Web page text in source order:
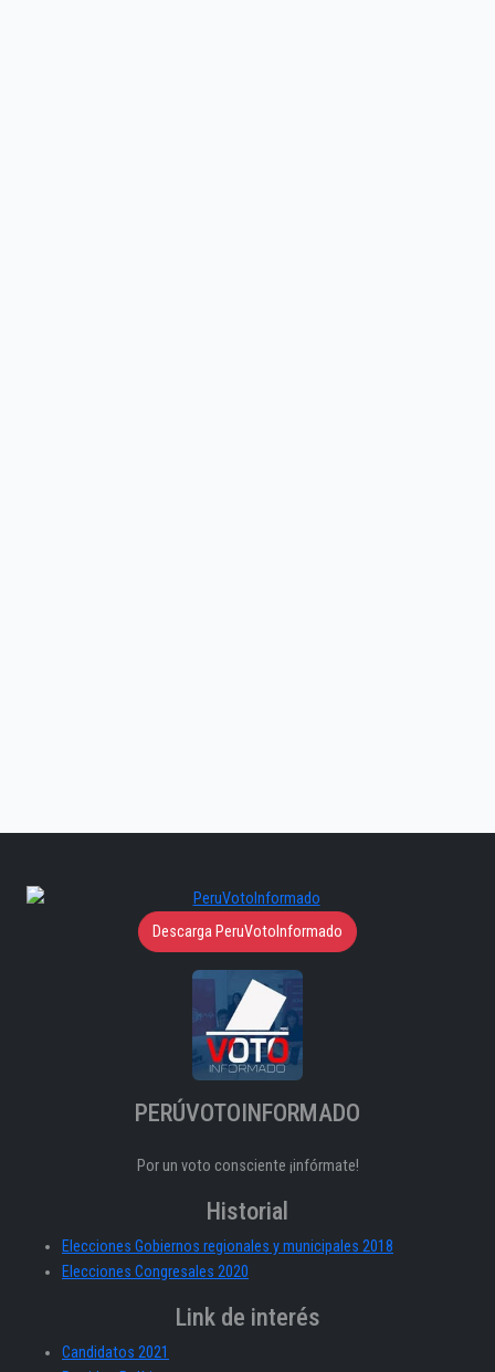
Descarga PeruVotoInformado
PERÚVOTOINFORMADO
Por un voto consciente ¡infórmate!
Historial
Elecciones Gobiernos regionales y municipales 2018
Elecciones Congresales 2020
Link de interés
Candidatos 2021